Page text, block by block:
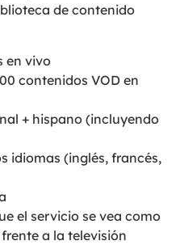
de contenido
en vivo
contenidos VOD en
+ hispano (incluyendo
idiomas (inglés, francés,
el servicio se vea como
a la televisión